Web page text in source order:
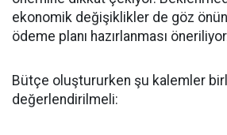
ekonomik değişiklikler de göz
ödeme planı hazırlanması
Bütçe oluştururken şu kalemler
değerlendirilmeli: